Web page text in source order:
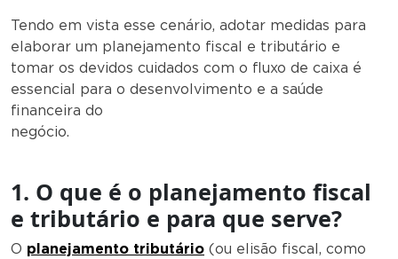
Tendo em vista esse cenário, adotar medidas para
elaborar um planejamento fiscal e tributário e
tomar os devidos cuidados com o fluxo de caixa é
essencial para o desenvolvimento e a saúde
financeira do
negócio.
1. O que é o planejamento fiscal
e tributário e para que serve?
O planejamento tributário (ou elisão fiscal, como